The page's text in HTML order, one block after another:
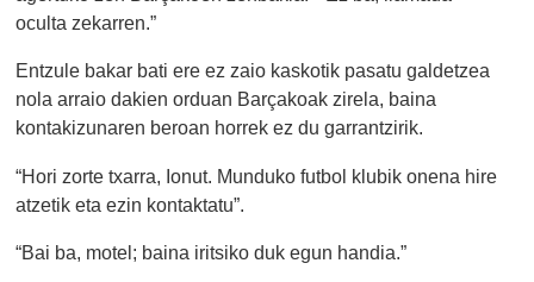
oculta zekarren.”
Entzule bakar bati ere ez zaio kaskotik pasatu galdetzea
nola arraio dakien orduan Barçakoak zirela, baina
kontakizunaren beroan horrek ez du garrantzirik.
“Hori zorte txarra, Ionut. Munduko futbol klubik onena hire
atzetik eta ezin kontaktatu”.
“Bai ba, motel; baina iritsiko duk egun handia.”